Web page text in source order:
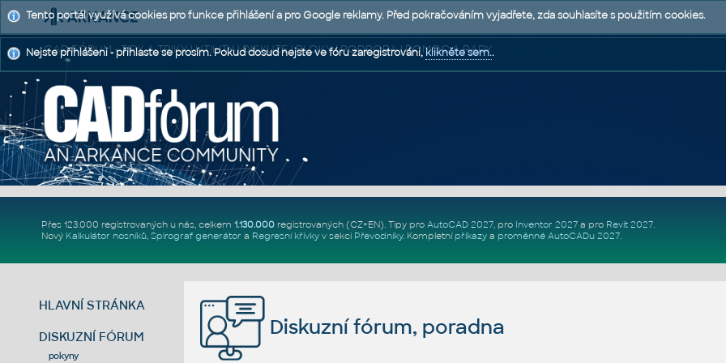
CAD FÓRUM - TIPY A TRIKY | UTILITY | DISKUZE | BLOKY | PODPORA | POMOC A RADY
Přes 123.000 registrovaných u nás, celkem 1.130.000registrovaných (CZ+EN). Tipy pro AutoCAD 2027, pro Inventor 2027a pro Revit 2027.
Nový Kalkulátor nosníků, Spirograf generátor a Regresní křivkyv sekci Převodníky. Kompletní příkazya proměnné AutoCADu 2027.
HLAVNÍ STRÁNKA
DISKUZNÍ FÓRUM
pokyny
Diskuzní fórum, poradna
Tento portál využívá cookies pro funkce přihlášení a pro Google reklamy. Před pokračováním vyjadřete, zda souhlasíte s použitím cookies.
Nejste přihlášeni - přihlaste se prosím. Pokud dosud nejste ve fóru zaregistrováni,klikněte sem..